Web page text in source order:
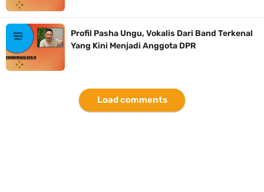
Profil Pasha Ungu, Vokalis Dari Band Terkenal
Yang Kini Menjadi Anggota DPR
Load comments